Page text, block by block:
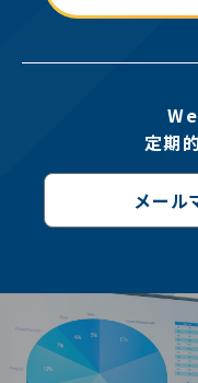
定期
メール